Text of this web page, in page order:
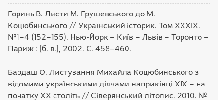
Горинь В. Листи М. Грушевського до М.
Коцюбинського // Український історик. Том ХХХІХ.
№1–4 (152–155). Нью-Йорк – Київ – Львів – Торонто –
Париж : [б. в.], 2002. С. 458–460.
Бардаш О. Листування Михайла Коцюбинського з
відомими українськими діячами наприкінці ХІХ – на
початку ХХ століть // Сіверянський літопис. 2010. №